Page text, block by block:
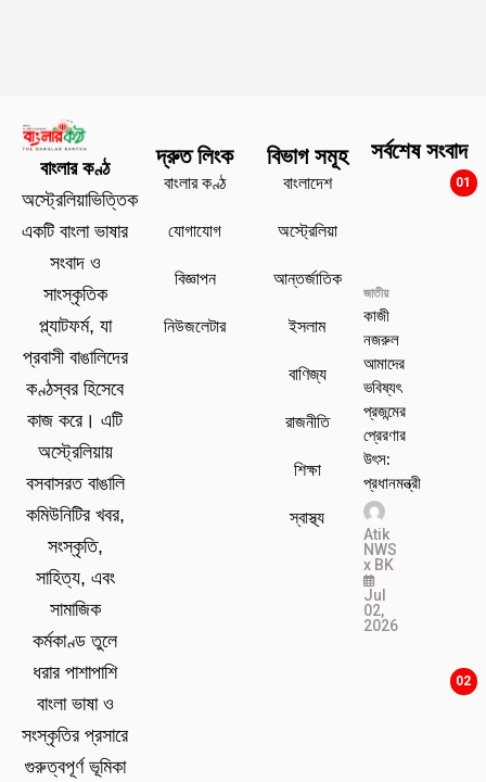
বাংলার কণ্ঠ
অস্ট্রেলিয়াভিত্তিক
একটি বাংলা ভাষার
সংবাদ ও
সাংস্কৃতিক
প্ল্যাটফর্ম, যা
প্রবাসী বাঙালিদের
কণ্ঠস্বর হিসেবে
কাজ করে। এটি
অস্ট্রেলিয়ায়
বসবাসরত বাঙালি
কমিউনিটির খবর,
সংস্কৃতি,
সাহিত্য, এবং
সামাজিক
কর্মকাণ্ড তুলে
ধরার পাশাপাশি
বাংলা ভাষা ও
সংস্কৃতির প্রসারে
গুরুত্বপূর্ণ ভূমিকা
দ্রুত লিংক
বাংলার কণ্ঠ
যোগাযোগ
বিজ্ঞাপন
নিউজলেটার
বিভাগ সমূহ
বাংলাদেশ
অস্ট্রেলিয়া
আন্তর্জাতিক
ইসলাম
বাণিজ্য
রাজনীতি
শিক্ষা
স্বাস্থ্য
সর্বশেষ সংবাদ
01
জাতীয়
কাজী
নজরুল
আমাদের
ভবিষ্যৎ
প্রজন্মের
প্রেরণার
উৎস:
প্রধানমন্ত্রী
Atik
NWS
x BK
Jul
02,
2026
02